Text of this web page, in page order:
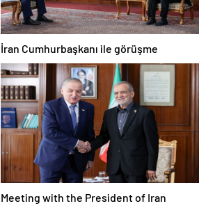
İran Cumhurbaşkanı ile görüşme
Meeting with the President of Iran